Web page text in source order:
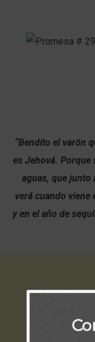
“Bendito el varón
es Jehová. Porque
aguas, que junto
verá cuando viene
y en el año de